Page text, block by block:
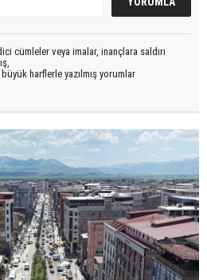
cümleler veya imalar, inançlara saldırı
harflerle yazılmış yorumlar